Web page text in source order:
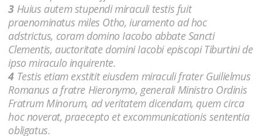
3 Huius autem stupendi miraculi testis fuit
praenominatus miles Otho, iuramento ad hoc
adstrictus, coram domino Iacobo abbate Sancti
Clementis, auctoritate domini Iacobi episcopi Tiburtini de
ipso miraculo inquirente.
4 Testis etiam exstitit eiusdem miraculi frater Guilielmus
Romanus a fratre Hieronymo, generali Ministro Ordinis
Fratrum Minorum, ad veritatem dicendam, quem circa
hoc noverat, praecepto et excommunicationis sententia
obligatus.